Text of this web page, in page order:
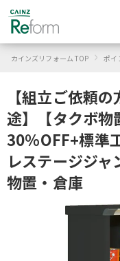
カインズリフォーム TOP › ポイ
【組立ご依頼
途】【タクボ物
30％OFF+標準
レステージジャ
物置・倉庫